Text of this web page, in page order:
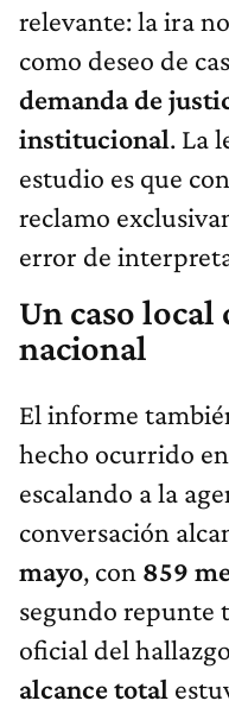
relevante: la ira
como deseo de
demanda de
institucional. La
estudio es que
reclamo
error de
Un caso local
nacional
El informe
hecho ocurrido
escalando a la
conversación
mayo, con 859
segundo repunte
oficial del
alcance total